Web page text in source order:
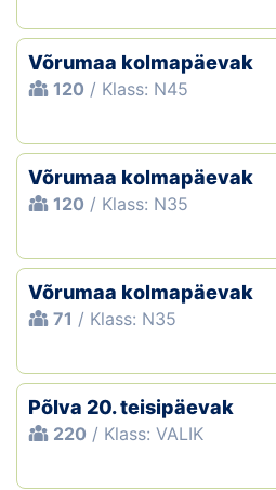
Võrumaa kolmapäevak
120 / Klass: N45
Võrumaa kolmapäevak
120 / Klass: N35
Võrumaa kolmapäevak
71 / Klass: N35
Põlva 20. teisipäevak
220 / Klass: VALIK